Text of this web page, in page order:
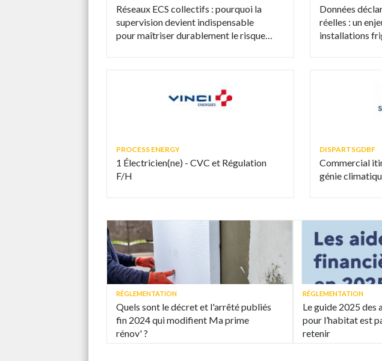
Réseaux ECS collectifs : pourquoi la
supervision devient indispensable
pour maîtriser durablement le risque
Données
réelles : un
installations
PROCESS ENERGY
1 Électricien(ne) - CVC et Régulation
F/H
DISPARTSGDBF
Commercial
génie
RÉGLEMENTATION
Quels sont le décret et l'arrêté publiés
fin 2024 qui modifient Ma prime
rénov' ?
RÉGLEMENTATION
Le guide 2025 des
pour l’habitat est
retenir